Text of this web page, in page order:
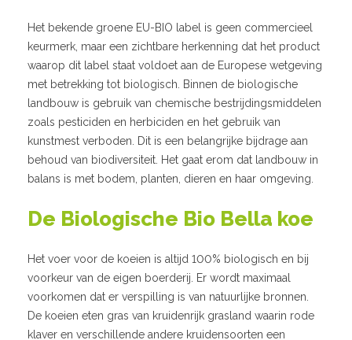
Het bekende groene EU-BIO label is geen commercieel
keurmerk, maar een zichtbare herkenning dat het product
waarop dit label staat voldoet aan de Europese wetgeving
met betrekking tot biologisch. Binnen de biologische
landbouw is gebruik van chemische bestrijdingsmiddelen
zoals pesticiden en herbiciden en het gebruik van
kunstmest ver­boden. Dit is een belangrijke bijdrage aan
behoud van biodiversiteit. Het gaat erom dat landbouw in
balans is met bodem, planten, dieren en haar omgeving.
De Biologische Bio Bella koe
Het voer voor de koeien is altijd 100% biologisch en bij
voorkeur van de eigen boerderij. Er wordt maximaal
voorkomen dat er verspilling is van natuurlijke bronnen.
De koeien eten gras van kruidenrijk grasland waarin rode
klaver en verschil­lende andere kruidensoorten een